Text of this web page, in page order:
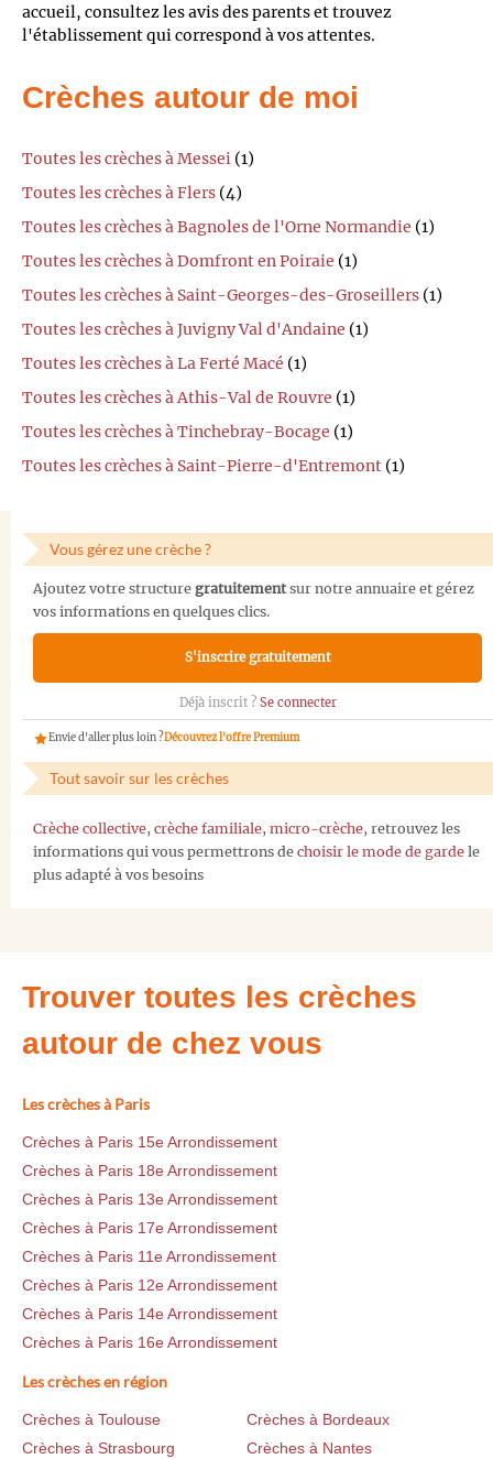
accueil, consultez les avis des parents et trouvez
l'établissement qui correspond à vos attentes.
Crèches autour de moi
Toutes les crèches à Messei (1)
Toutes les crèches à Flers (4)
Toutes les crèches à Bagnoles de l'Orne Normandie (1)
Toutes les crèches à Domfront en Poiraie (1)
Toutes les crèches à Saint-Georges-des-Groseillers (1)
Toutes les crèches à Juvigny Val d'Andaine (1)
Toutes les crèches à La Ferté Macé (1)
Toutes les crèches à Athis-Val de Rouvre (1)
Toutes les crèches à Tinchebray-Bocage (1)
Toutes les crèches à Saint-Pierre-d'Entremont (1)
Vous gérez une crèche ?
Ajoutez votre structure gratuitementsur notre annuaire et gérez
vos informations en quelques clics.
S'inscrire gratuitement
Déjà inscrit ? Se connecter
Envie d'aller plus loin ?Découvrez l'offre Premium
Tout savoir sur les crèches
Crèche collective, crèche familiale, micro-crèche, retrouvez les
informations qui vous permettrons de choisir le mode de garde le
plus adapté à vos besoins
Trouver toutes les crèches
autour de chez vous
Les crèches à Paris
Crèches à Paris 15e Arrondissement
Crèches à Paris 18e Arrondissement
Crèches à Paris 13e Arrondissement
Crèches à Paris 17e Arrondissement
Crèches à Paris 11e Arrondissement
Crèches à Paris 12e Arrondissement
Crèches à Paris 14e Arrondissement
Crèches à Paris 16e Arrondissement
Les crèches en région
Crèches à Toulouse
Crèches à Bordeaux
Crèches à Strasbourg
Crèches à Nantes